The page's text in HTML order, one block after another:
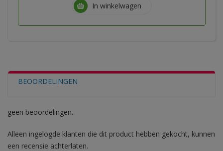
In winkelwagen
BEOORDELINGEN
geen beoordelingen.
Alleen ingelogde klanten die dit product hebben gekocht, kunnen
een recensie achterlaten.